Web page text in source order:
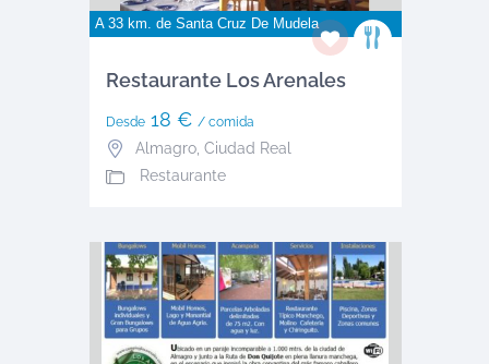
A 33 km. de Santa Cruz De Mudela
Restaurante Los Arenales
Desde18 € / comida
Almagro, Ciudad Real
Restaurante